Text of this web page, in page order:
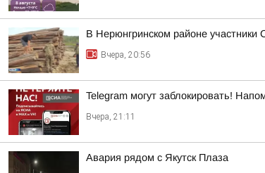
В Нерюнгринском районе
Вчера, 20:56
Telegram могут заблокировать!
Вчера, 21:11
Авария рядом с Якутск Плаза